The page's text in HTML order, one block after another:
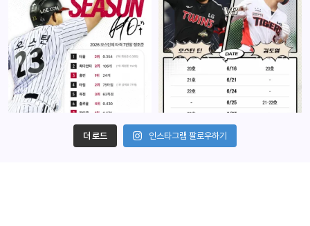
더 로드 인스타그램 팔로우하기